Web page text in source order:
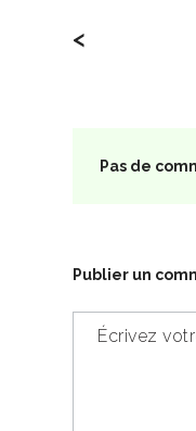
<
Pas de
Publier un